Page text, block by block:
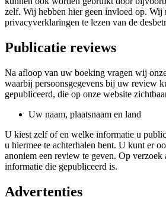
zelf. Wij hebben hier geen invloed op. Wij
privacyverklaringen te lezen van de
Publicatie reviews
Na afloop van uw boeking vragen wij
waarbij persoonsgegevens bij uw review
gepubliceerd, die op onze website
Uw naam, plaatsnaam en land
U kiest zelf of en welke informatie u
u hiermee te achterhalen bent. U kunt er
anoniem een review te geven. Op
informatie die gepubliceerd is.
Advertenties